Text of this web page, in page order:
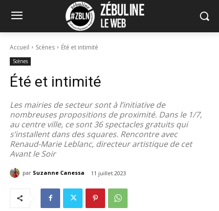
Accueil Scènes Été et intimité
Scènes
Été et intimité
Les mairies de secteur sont à l’initiative de
nombreuses propositions de proximité. Dans le 1/7,
au centre ville, ce sont 36 spectacles gratuits qui
s’installent dans des squares. Rencontre avec
Renaud-Marie Leblanc, directeur artistique de cet
Avant le Soir
par Suzanne Canessa 11 juillet 2023